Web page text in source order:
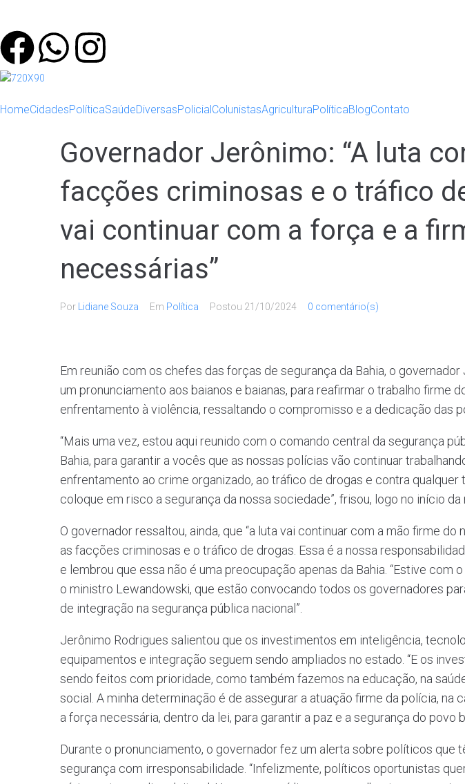
HomeCidadesPolíticaSaúdeDiversasPolicialColunistasAgriculturaPolíticaBlogContato
Governador Jerônimo: “A luta
facções criminosas e o tráfico
vai continuar com a força e a
necessárias”
Por Lidiane Souza Em Política Postou 21/10/2024 0 comentário(s)
Em reunião com os chefes das forças de segurança da Bahia, o
um pronunciamento aos baianos e baianas, para reafirmar o trabalho firme
enfrentamento à violência, ressaltando o compromisso e a dedicação das
“Mais uma vez, estou aqui reunido com o comando central da segurança
Bahia, para garantir a vocês que as nossas polícias vão continuar
enfrentamento ao crime organizado, ao tráfico de drogas e contra qualquer
coloque em risco a segurança da nossa sociedade”, frisou, logo no início da
O governador ressaltou, ainda, que “a luta vai continuar com a mão firme do
as facções criminosas e o tráfico de drogas. Essa é a nossa
e lembrou que essa não é uma preocupação apenas da Bahia. “Estive com
o ministro Lewandowski, que estão convocando todos os governadores
de integração na segurança pública nacional”.
Jerônimo Rodrigues salientou que os investimentos em inteligência,
equipamentos e integração seguem sendo ampliados no estado. “E os
sendo feitos com prioridade, como também fazemos na educação, na
social. A minha determinação é de assegurar a atuação firme da polícia, na
a força necessária, dentro da lei, para garantir a paz e a segurança do povo
Durante o pronunciamento, o governador fez um alerta sobre políticos que
segurança com irresponsabilidade. “Infelizmente, políticos oportunistas